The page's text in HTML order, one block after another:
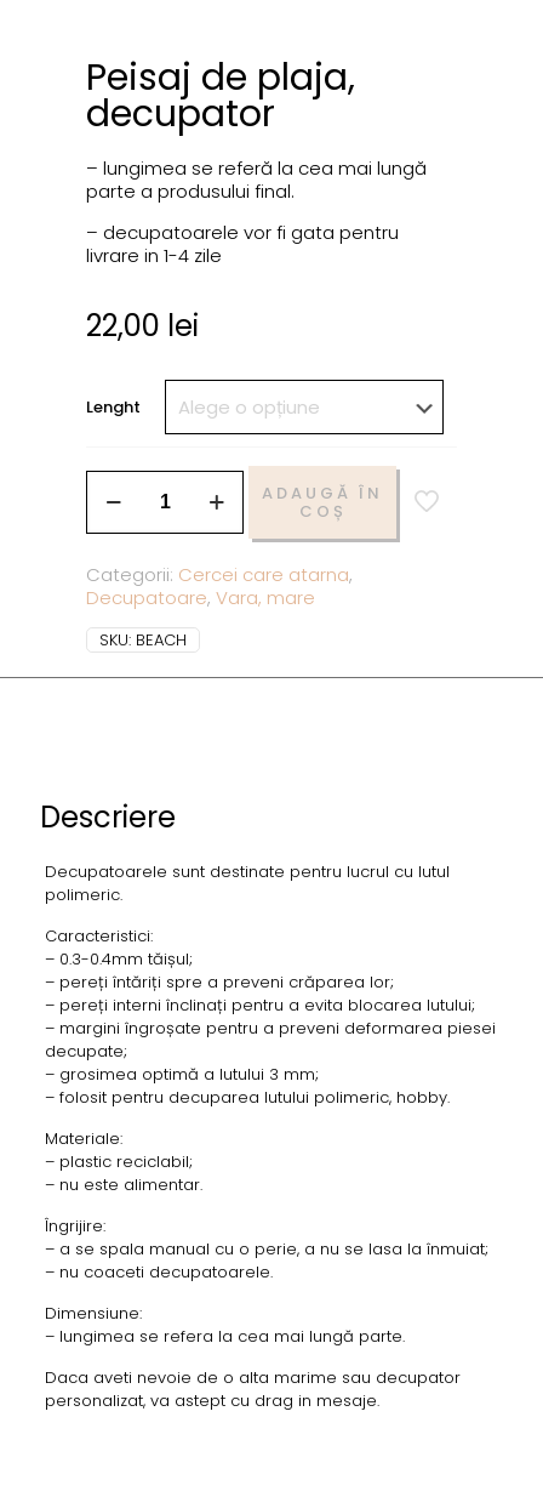
Peisaj de plaja,
decupator
– lungimea se referă la cea mai lungă
parte a produsului final.
– decupatoarele vor fi gata pentru
livrare in 1-4 zile
22,00 lei
Lenght
ADAUGĂ ÎN
COȘ
Categorii: Cercei care atarna,
Decupatoare,Vara, mare
SKU: BEACH
Descriere
Decupatoarele sunt destinate pentru lucrul cu lutul
polimeric.
Caracteristici:
– 0.3-0.4mm tăișul;
– pereți întăriți spre a preveni crăparea lor;
– pereți interni înclinați pentru a evita blocarea lutului;
– margini îngroșate pentru a preveni deformarea piesei
decupate;
– grosimea optimă a lutului 3 mm;
– folosit pentru decuparea lutului polimeric, hobby.
Materiale:
– plastic reciclabil;
– nu este alimentar.
Îngrijire:
– a se spala manual cu o perie, a nu se lasa la înmuiat;
– nu coaceti decupatoarele.
Dimensiune:
– lungimea se refera la cea mai lungă parte.
Daca aveti nevoie de o alta marime sau decupator
personalizat, va astept cu drag in mesaje.